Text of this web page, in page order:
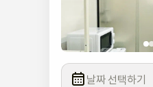
날짜 선택하기